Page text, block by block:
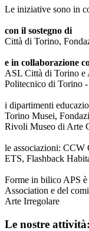
Le iniziative sono in
con il sostegno di
Città di Torino,
e in collaborazione
ASL Città di Torino e
Politecnico di Torino
i dipartimenti
Torino Musei,
Rivoli Museo di Arte
le associazioni: CCW
ETS, Flashback
Forme in bilico APS
Association e del
Arte Irregolare
Le nostre